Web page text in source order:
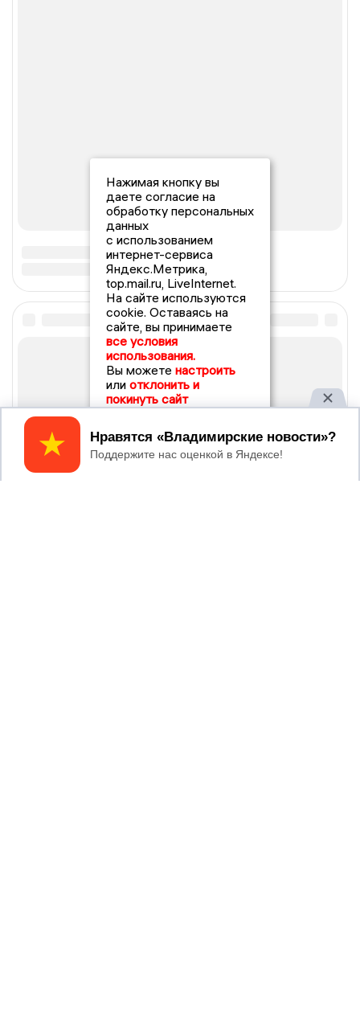
Нажимая кнопку вы
даете согласие на
обработку персональных
данных
с использованием
интернет-сервиса
Яндекс.Метрика,
top.mail.ru, LiveInternet.
На сайте используются
cookie. Оставаясь на
сайте, вы принимаете
все условия
использования.
Вы можете настроить
или отклонить и
покинуть сайт
Принять